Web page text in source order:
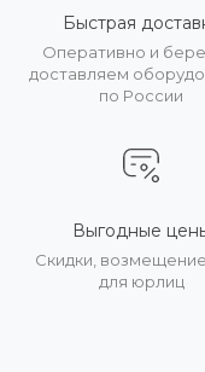
Быстрая
Оперативно и
доставляем
по России
Выгодные
Скидки,
для юрлиц